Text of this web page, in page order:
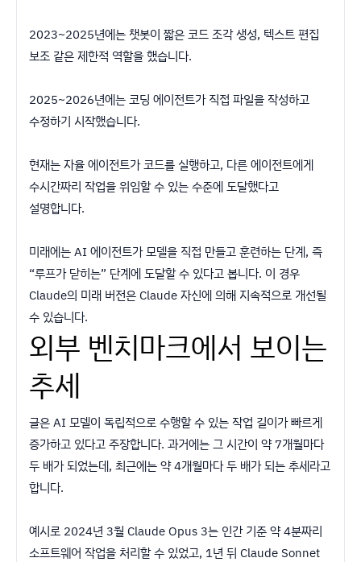
2023~2025년에는 챗봇이 짧은 코드 조각 생성, 텍스트 편집
보조 같은 제한적 역할을 했습니다.
2025~2026년에는 코딩 에이전트가 직접 파일을 작성하고
수정하기 시작했습니다.
현재는 자율 에이전트가 코드를 실행하고, 다른 에이전트에게
수시간짜리 작업을 위임할 수 있는 수준에 도달했다고
설명합니다.
미래에는 AI 에이전트가 모델을 직접 만들고 훈련하는 단계, 즉
“루프가 닫히는” 단계에 도달할 수 있다고 봅니다. 이 경우
Claude의 미래 버전은 Claude 자신에 의해 지속적으로 개선될
수 있습니다.
외부 벤치마크에서 보이는
추세
글은 AI 모델이 독립적으로 수행할 수 있는 작업 길이가 빠르게
증가하고 있다고 주장합니다. 과거에는 그 시간이 약 7개월마다
두 배가 되었는데, 최근에는 약 4개월마다 두 배가 되는 추세라고
합니다.
예시로 2024년 3월 Claude Opus 3는 인간 기준 약 4분짜리
소프트웨어 작업을 처리할 수 있었고, 1년 뒤 Claude Sonnet